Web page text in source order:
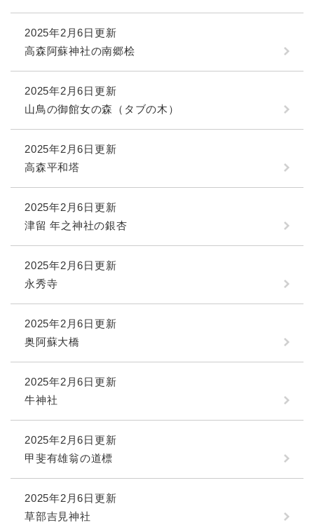
2025年2月6日更新
高森阿蘇神社の南郷桧
2025年2月6日更新
山鳥の御館女の森（タブの木）
2025年2月6日更新
高森平和塔
2025年2月6日更新
津留 年之神社の銀杏
2025年2月6日更新
永秀寺
2025年2月6日更新
奥阿蘇大橋
2025年2月6日更新
牛神社
2025年2月6日更新
甲斐有雄翁の道標
2025年2月6日更新
草部吉見神社